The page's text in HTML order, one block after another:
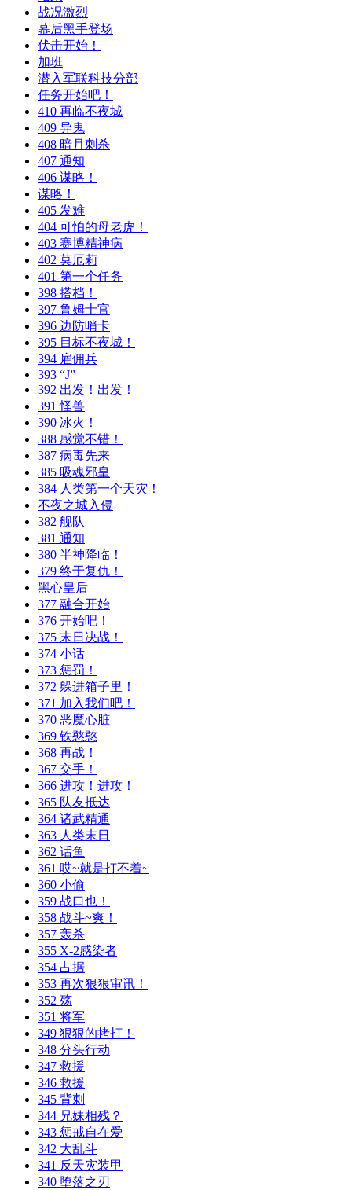
战况激烈
幕后黑手登场
伏击开始！
加班
潜入军联科技分部
任务开始吧！
410 再临不夜城
409 异鬼
408 暗月刺杀
407 通知
406 谋略！
谋略！
405 发难
404 可怕的母老虎！
403 赛博精神病
402 莫厄莉
401 第一个任务
398 搭档！
397 鲁姆士官
396 边防哨卡
395 目标不夜城！
394 雇佣兵
393 “J”
392 出发！出发！
391 怪兽
390 冰火！
388 感觉不错！
387 病毒先来
385 吸魂邪皇
384 人类第一个天灾！
不夜之城入侵
382 舰队
381 通知
380 半神降临！
379 终于复仇！
黑心皇后
377 融合开始
376 开始吧！
375 末日决战！
374 小话
373 惩罚！
372 躲进箱子里！
371 加入我们吧！
370 恶魔心脏
369 铁憨憨
368 再战！
367 交手！
366 进攻！进攻！
365 队友抵达
364 诸武精通
363 人类末日
362 话鱼
361 哎~就是打不着~
360 小偷
359 战口也！
358 战斗~爽！
357 轰杀
355 X-2感染者
354 占据
353 再次狠狠审讯！
352 殇
351 将军
349 狠狠的拷打！
348 分头行动
347 救援
346 救援
345 背刺
344 兄妹相残？
343 惩戒自在爱
342 大乱斗
341 反天灾装甲
340 堕落之刃